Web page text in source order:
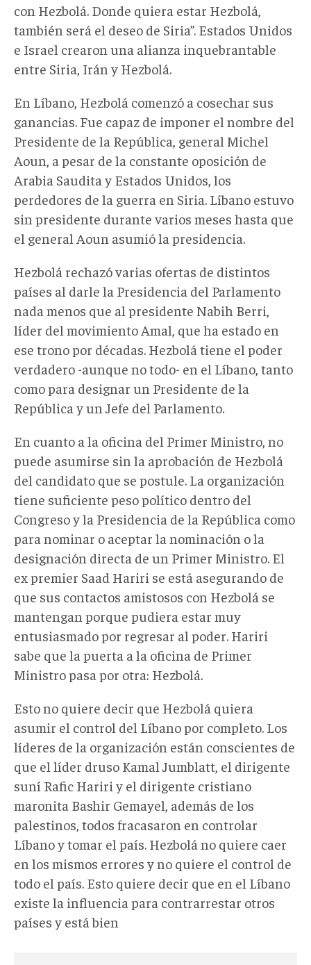
con Hezbolá. Donde quiera estar Hezbolá,
también será el deseo de Siria”. Estados Unidos
e Israel crearon una alianza inquebrantable
entre Siria, Irán y Hezbolá.
En Líbano, Hezbolá comenzó a cosechar sus
ganancias. Fue capaz de imponer el nombre del
Presidente de la República, general Michel
Aoun, a pesar de la constante oposición de
Arabia Saudita y Estados Unidos, los
perdedores de la guerra en Siria. Líbano estuvo
sin presidente durante varios meses hasta que
el general Aoun asumió la presidencia.
Hezbolá rechazó varias ofertas de distintos
países al darle la Presidencia del Parlamento
nada menos que al presidente Nabih Berri,
líder del movimiento Amal, que ha estado en
ese trono por décadas. Hezbolá tiene el poder
verdadero -aunque no todo- en el Líbano, tanto
como para designar un Presidente de la
República y un Jefe del Parlamento.
En cuanto a la oficina del Primer Ministro, no
puede asumirse sin la aprobación de Hezbolá
del candidato que se postule. La organización
tiene suficiente peso político dentro del
Congreso y la Presidencia de la República como
para nominar o aceptar la nominación o la
designación directa de un Primer Ministro. El
ex premier Saad Hariri se está asegurando de
que sus contactos amistosos con Hezbolá se
mantengan porque pudiera estar muy
entusiasmado por regresar al poder. Hariri
sabe que la puerta a la oficina de Primer
Ministro pasa por otra: Hezbolá.
Esto no quiere decir que Hezbolá quiera
asumir el control del Líbano por completo. Los
líderes de la organización están conscientes de
que el líder druso Kamal Jumblatt, el dirigente
suní Rafic Hariri y el dirigente cristiano
maronita Bashir Gemayel, además de los
palestinos, todos fracasaron en controlar
Líbano y tomar el país. Hezbolá no quiere caer
en los mismos errores y no quiere el control de
todo el país. Esto quiere decir que en el Líbano
existe la influencia para contrarrestar otros
países y está bien